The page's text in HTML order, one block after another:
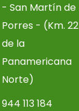
- San Martín de
Porres - (Km. 22
de la
Panamericana
Norte)
944 113 184